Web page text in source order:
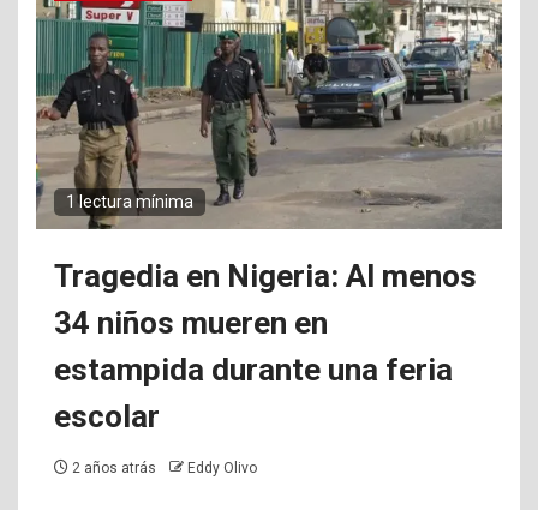
1 lectura mínima
Tragedia en Nigeria: Al menos
34 niños mueren en
estampida durante una feria
escolar
2 años atrás Eddy Olivo